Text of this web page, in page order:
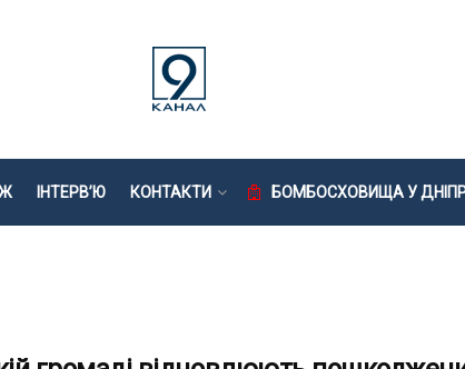
ІНТЕРВ’Ю КОНТАКТИ БОМБОСХОВИЩА У